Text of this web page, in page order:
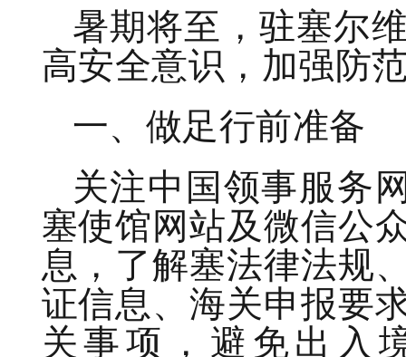
暑期将至，驻塞尔
高安全意识，加强防
一、做足行前准备
关注中国领事服务
塞使馆网站及微信公
息，了解塞法律法规
证信息、海关申报要
关事项，避免出入